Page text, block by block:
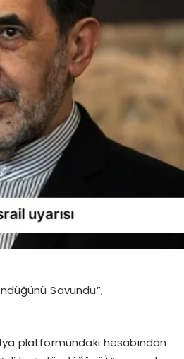
Savundu”,
platformundaki hesabından